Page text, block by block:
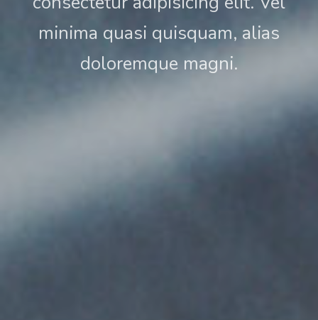
minima quasi quisquam, alias
doloremque magni.